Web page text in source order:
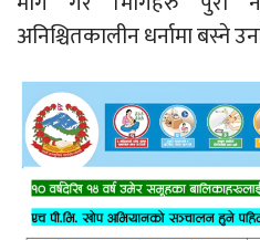
अनिश्चितकालीन धर्नामा बस्ने